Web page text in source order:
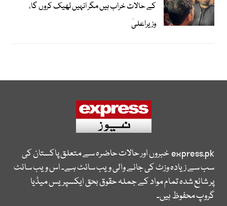
کے حالات خراب ہیں مگر انہیں ٹھیک کروں گا،
وزیراعلیٰ
express.pkخبروں اور حالات حاضرہ سے متعلق پاکستان کی
سب سے زیادہ وزٹ کی جانے والی ویب سائٹ ہے۔ اس ویب سائٹ
پر شائع شدہ تمام مواد کے جملہ حقوق بحق ایکسپریس میڈیا
گروپ محفوظ ہیں۔